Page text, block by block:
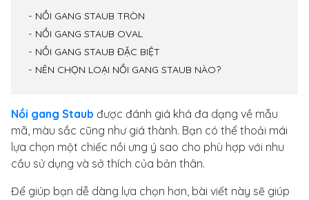
NỒI GANG STAUB TRÒN
NỒI GANG STAUB OVAL
NỒI GANG STAUB ĐẶC BIỆT
NÊN CHỌN LOẠI NỒI GANG STAUB NÀO?
Nồi gang Staub được đánh giá khá đa dạng về mẫu
mã, màu sắc cũng như giá thành. Bạn có thể thoải mái
lựa chọn một chiếc nồi ưng ý sao cho phù hợp với nhu
cầu sử dụng và sở thích của bản thân.
Để giúp bạn dễ dàng lựa chọn hơn, bài viết này sẽ giúp